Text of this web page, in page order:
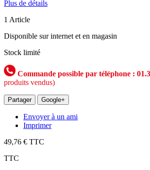
Plus de détails
1 Article
Disponible sur internet et en magasin
Stock limité
Commande possible par téléphone :
produits vendus)
Partager Google+
Envoyer à un ami
Imprimer
49,76 € TTC
TTC